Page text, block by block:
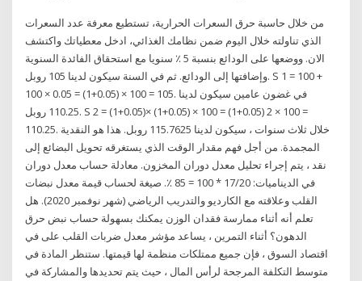
من خلال حاسبة حرق السعرات الحرارية، تستطيع معرفة عدد السعرات
الذي تناولته خلال اليوم ضمن نظامك الغذائي، ادخل معطياتك واكتشف
الان. ووضعها على الودائع بنسبة 5 ٪ سنويا مع استحقاق الفائدة السنوية
وإضافتها إلى الودائع. ثم في السنة سيكون لدينا 105 روبل. S 1 = 100 +
100 × 0.05 = (1+0.05) × 100 = 105. في غضون عامين سيكون لدينا
110.25 روبل. S 2 = (1+0.05)× (1+0.05) × 100 = (1+0.05) 2 × 100 =
110.25. خلال ثلاث سنوات ، سيكون لدينا 115.7625 روبل. هذا هو النقدية
المجمدة. من أجل فهم مقدار الوقت الذي يستغرقه تحويل البضائع إلى
نقد ، يتم إجراء تحليل معدل دوران المخزون. معادلة حساب معدل دوران
في الديناميات: 17/20 * 100 = 85 ٪. صيغة لحساب قيمة معدل نبضات
القلب وعلاقته مع الكارديو والتدريب الرياضي (شهر نوفمبر 2020). هل
تعلم أنه أثناء ممارسة فقدان الوزن يمكنك بسهولة حساب نبض حرق
الدهون؟ أثناء التمرين ، يساعد مؤشر معدل ضربات القلب على في
اقتصاد السوق ، فإن جميع ممتلكات منظمة لها قيمتها. ستنظر المادة في
متوسط التكلفة المرجحة لرأس المال ، حيث يتم تحديدها والمشاركة في